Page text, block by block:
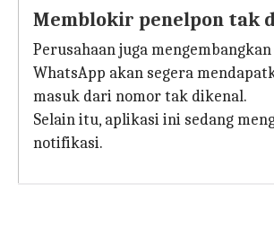
Memblokir penelpon tak
Perusahaan juga
WhatsApp akan segera
masuk dari nomor tak dikenal.
Selain itu, aplikasi ini sedang
notifikasi.